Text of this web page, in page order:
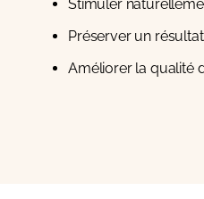
Stimuler
Préserver un
Améliorer la qualité